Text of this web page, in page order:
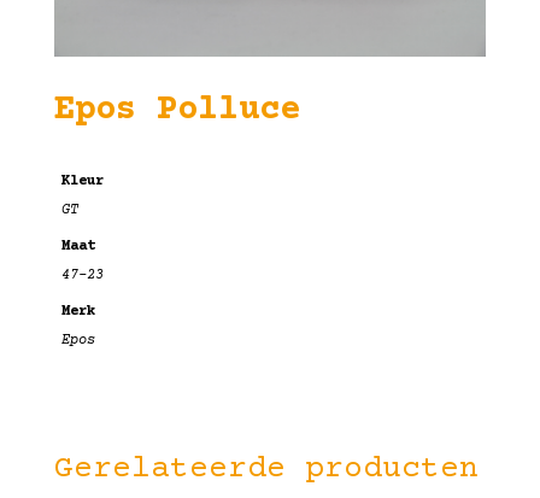
Epos Polluce
Kleur
GT
Maat
47-23
Merk
Epos
Gerelateerde producten